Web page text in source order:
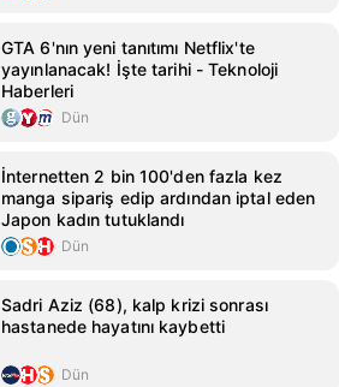
GTA 6'nın yeni tanıtımı Netflix'te
yayınlanacak! İşte tarihi - Teknoloji
Haberleri
Dün
İnternetten 2 bin 100'den fazla kez
manga sipariş edip ardından iptal eden
Japon kadın tutuklandı
Dün
Sadri Aziz (68), kalp krizi sonrası
hastanede hayatını kaybetti
Dün